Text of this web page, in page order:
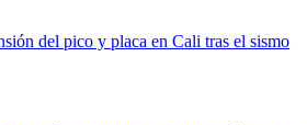
del pico y placa en Cali tras el sismo